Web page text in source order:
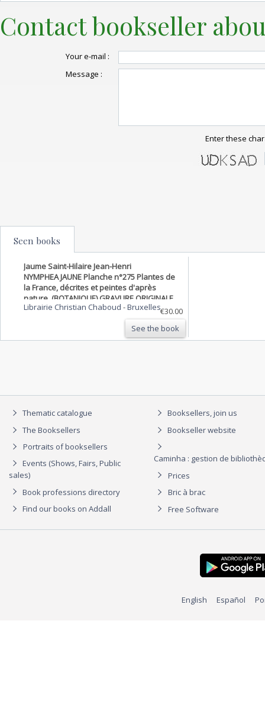
Contact bookseller
Your e-mail :
Message :
Enter these
Seen books
Jaume Saint-Hilaire Jean-Henri
NYMPHEA JAUNE Planche n°275 Plantes de
la France, décrites et peintes d'après
nature. (BOTANIQUE) GRAVURE ORIGINALE
Librairie Christian Chaboud -Bruxelles€30.00
See the book
Thematic catalogue
The Booksellers
Portraits of booksellers
Events (Shows, Fairs, Public
sales)
Book professions directory
Find our books on Addall
Booksellers, join us
Bookseller website
Caminha : gestion de
Prices
Bric à brac
Free Software
English Español